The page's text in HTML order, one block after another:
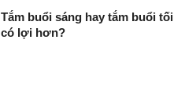
Tắm buổi sáng hay tắm buổi tối
có lợi hơn?